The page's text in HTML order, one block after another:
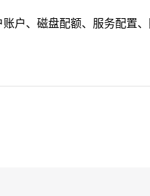
户、磁盘配额、服务配置